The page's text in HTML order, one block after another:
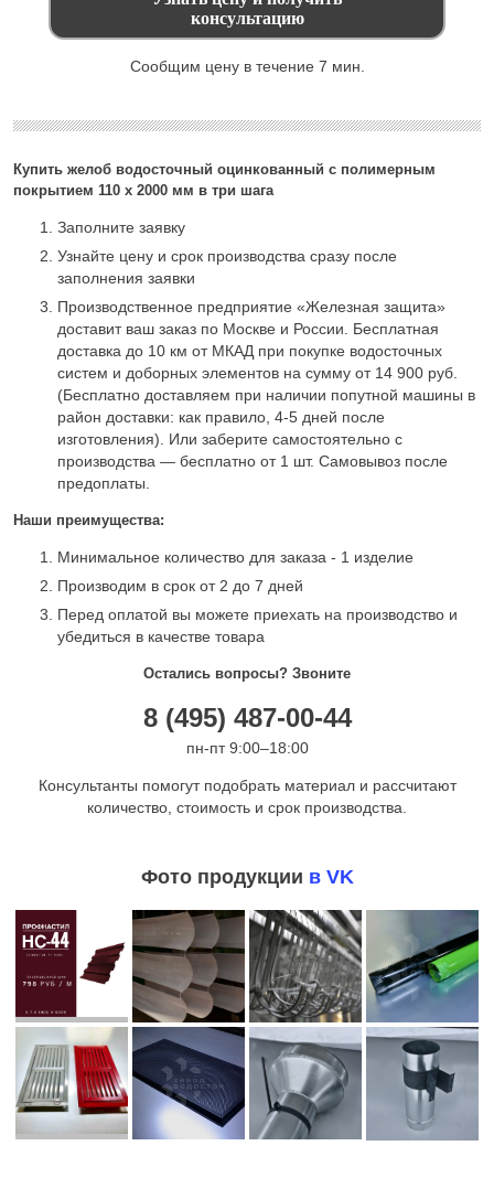
Купить желоб водосточный оцинкованный с полимерным
покрытием 110 х 2000 мм в три шага
Заполните заявку
Узнайте цену и срок производства сразу после
заполнения заявки
Производственное предприятие «Железная защита»
доставит ваш заказ по Москве и России. Бесплатная
доставка до 10 км от МКАД при покупке водосточных
систем и доборных элементов на сумму от 14 900 руб.
(Бесплатно доставляем при наличии попутной машины в
район доставки: как правило, 4-5 дней после
изготовления). Или заберите самостоятельно с
производства — бесплатно от 1 шт. Самовывоз после
предоплаты.
Наши преимущества:
Минимальное количество для заказа - 1 изделие
Производим в срок от 2 до 7 дней
Перед оплатой вы можете приехать на производство и
убедиться в качестве товара
Сообщим цену в течение 7 мин.
Остались вопросы? Звоните
8 (495) 487-00-44
пн-пт 9:00–18:00
Консультанты помогут подобрать материал и рассчитают
количество, стоимость и срок производства.
Фото продукции в VK